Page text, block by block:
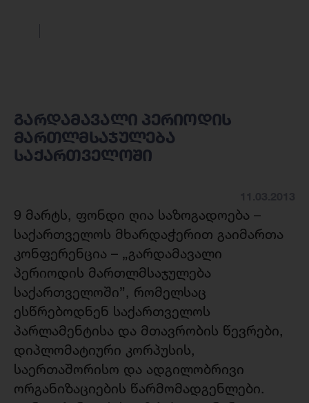
გარდამავალი პერიოდის
მართლმსაჯულება
საქართველოში
9 მარტს, ფონდი ღია საზოგადოება –
საქართველოს მხარდაჭერით გაიმართა
კონფერენცია – „გარდამავალი
პერიოდის მართლმსაჯულება
საქართველოში”, რომელსაც
ესწრებოდნენ საქართველოს
პარლამენტისა და მთავრობის წევრები,
დიპლომატიური კორპუსის,
საერთაშორისო და ადგილობრივი
ორგანიზაციების წარმომადგენლები.